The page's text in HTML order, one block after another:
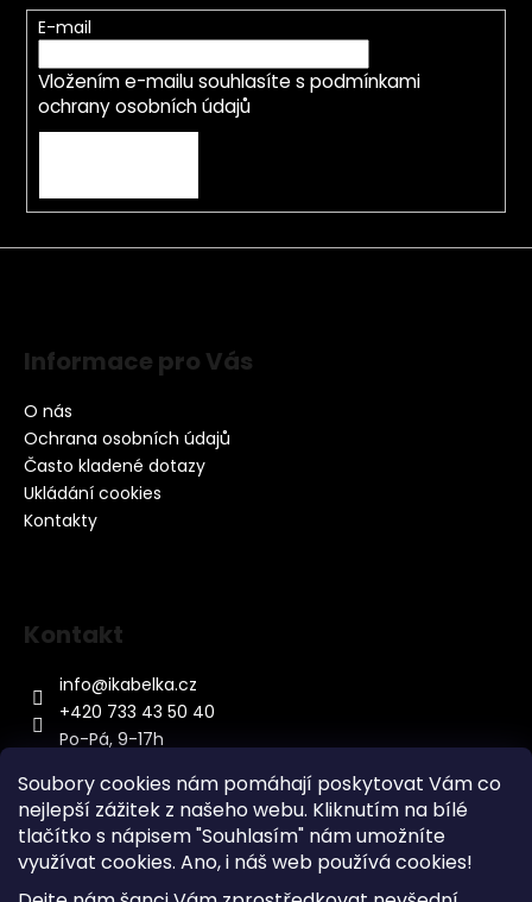
Soubory cookies nám pomáhají poskytovat Vám co
nejlepší zážitek z našeho webu. Kliknutím na bílé
tlačítko s nápisem "Souhlasím" nám umožníte
využívat cookies. Ano, i náš web používá cookies!
E-mail
Vložením e-mailu souhlasíte s podmínkami
ochrany osobních údajů
Informace pro Vás
O nás
Ochrana osobních údajů
Často kladené dotazy
Ukládání cookies
Kontakty
Kontakt
info@ikabelka.cz
+420 733 43 50 40
Po-Pá, 9-17h
Kontakt